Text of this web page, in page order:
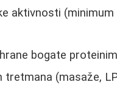
aktivnosti (minimum
bogate
tretmana (masaže,